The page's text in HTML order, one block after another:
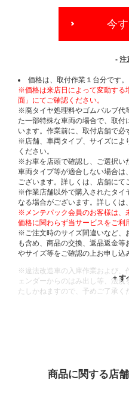
今
- 注
価格は、取付作業１台分です。
※価格は来店日によって変動する
面」にてご確認ください。
※廃タイヤ処理料やゴムバルブ代
た一部特殊な車両の場合で、取
います。作業前に、取付店舗で必
※店舗、車両タイプ、サイズによ
ください。
※お車を店頭で確認し、ご選択い
車両タイプ等が適合しない場合
ございます。詳しくは、店舗にて
※作業店舗以外で購入されたタイ
なる場合がございます。詳しくは
※メンテパック会員のお客様は、
価格に関わらず当サービスをご利
※ご注文時のサイズ間違いなど、
も含め、商品の交換、返品返金
やサイズ等をご確認の上お申し込
※違法改造車の入庫作業および、
ェンダーからのはみ出し等、法
たしかねますので、予めご了承く
商品に関する店